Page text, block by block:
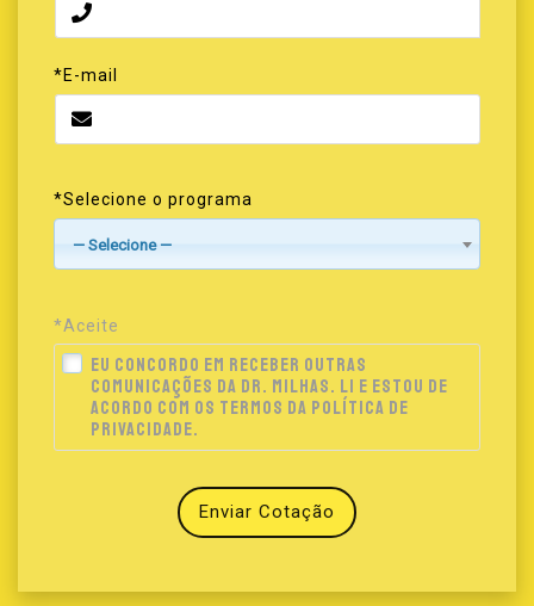
*E-mail
*Selecione o programa
— Selecione —
*Aceite
Eu concordo em receber outras
comunicações da Dr. Milhas. Li e estou de
acordo com os termos da Política de
Privacidade.
Enviar Cotação